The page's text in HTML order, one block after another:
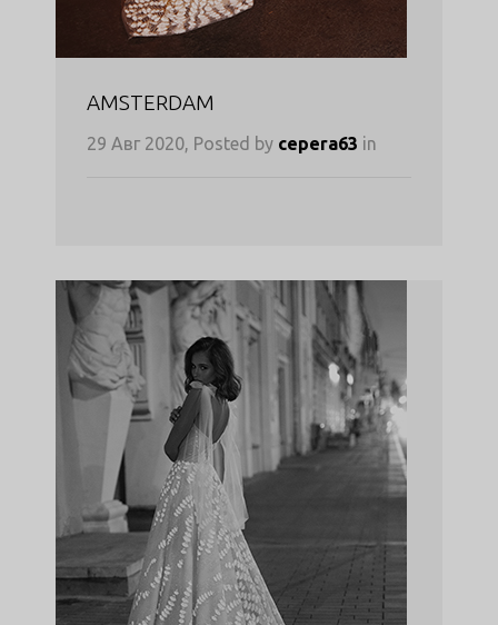
AMSTERDAM
29 Авг 2020, Posted by cepera63 in